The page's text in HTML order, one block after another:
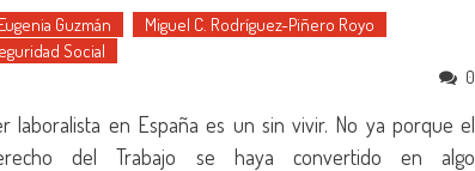
Guzmán
Miguel C. Rodríguez-Piñero Royo
Social
0
laboralista en España es un sin vivir. No ya porque el
del Trabajo se haya convertido en algo